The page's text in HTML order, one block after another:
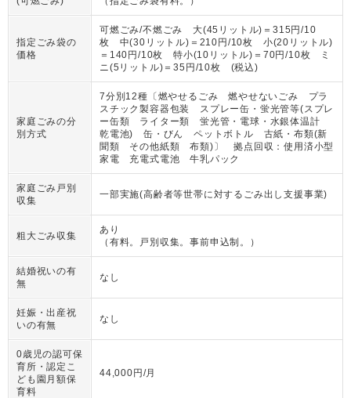
指定ごみ袋の
価格
可燃ごみ/不燃ごみ 大(45リットル)＝315円/10
枚 中(30リットル)＝210円/10枚 小(20リットル)
＝140円/10枚 特小(10リットル)＝70円/10枚 ミ
ニ(5リットル)＝35円/10枚 (税込)
家庭ごみの分
別方式
7分別12種〔燃やせるごみ 燃やせないごみ プラ
スチック製容器包装 スプレー缶・蛍光管等(スプレ
ー缶類 ライター類 蛍光管・電球・水銀体温計
乾電池) 缶・びん ペットボトル 古紙・布類(新
聞類 その他紙類 布類)〕 拠点回収：使用済小型
家電 充電式電池 牛乳パック
家庭ごみ戸別
収集
一部実施(高齢者等世帯に対するごみ出し支援事業)
粗大ごみ収集
あり
（ 有料。戸別収集。事前申込制。 ）
結婚祝いの有
無
なし
妊娠・出産祝
いの有無
なし
0歳児の認可保
育所・認定こ
ども園月額保
育料
44,000円/月